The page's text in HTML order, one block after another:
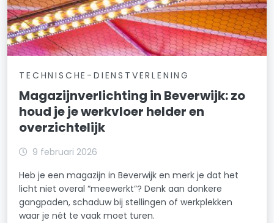
TECHNISCHE-DIENSTVERLENING
Magazijnverlichting in Beverwijk: zo
houd je je werkvloer helder en
overzichtelijk
9 februari 2026
Heb je een magazijn in Beverwijk en merk je dat het
licht niet overal “meewerkt”? Denk aan donkere
gangpaden, schaduw bij stellingen of werkplekken
waar je nét te vaak moet turen.